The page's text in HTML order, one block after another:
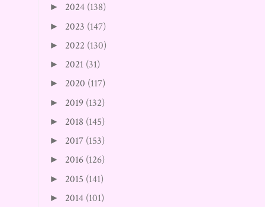
► 2024 (138)
► 2023 (147)
► 2022 (130)
► 2021 (31)
► 2020 (117)
► 2019 (132)
► 2018 (145)
► 2017 (153)
► 2016 (126)
► 2015 (141)
► 2014 (101)